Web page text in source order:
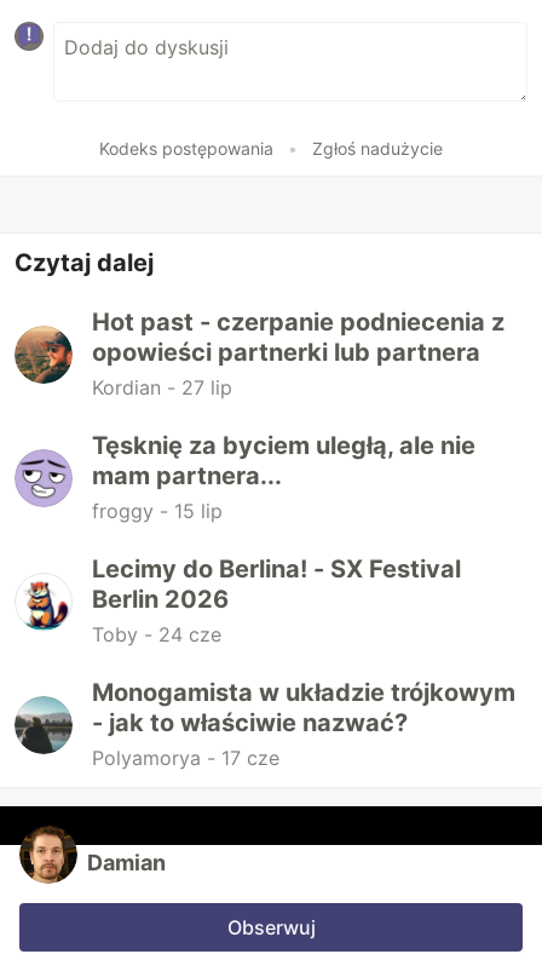
Kodeks postępowania • Zgłoś nadużycie
Czytaj dalej
Hot past - czerpanie podniecenia z
opowieści partnerki lub partnera
Kordian - 27 lip
Tęsknię za byciem uległą, ale nie
mam partnera...
froggy - 15 lip
Lecimy do Berlina! - SX Festival
Berlin 2026
Toby - 24 cze
Monogamista w układzie trójkowym
- jak to właściwie nazwać?
Polyamorya - 17 cze
Damian
Obserwuj